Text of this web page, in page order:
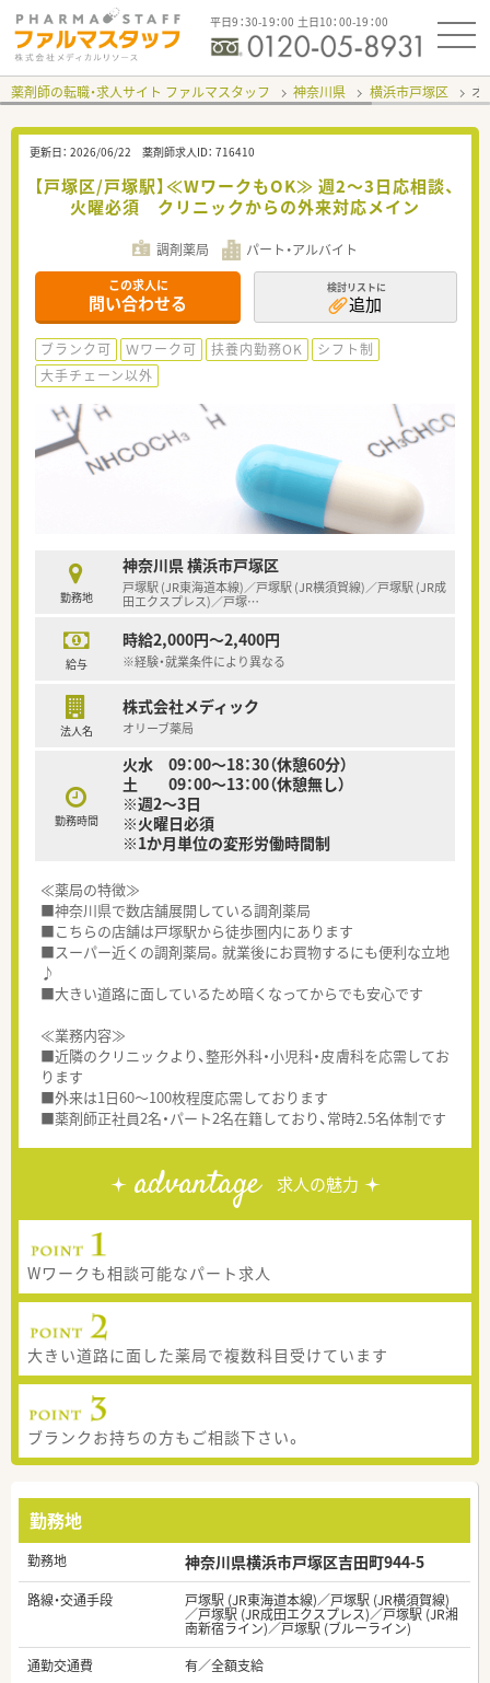
平日9：30-19：00 土日10：00-19：00
薬剤師の転職・求人サイト ファルマスタッフ 神奈川県 横浜市戸塚区 オ
更新日： 2026/06/22 薬剤師求人ID： 716410
【戸塚区/戸塚駅】≪WワークもOK≫ 週2～3日応相談、
火曜必須 クリニックからの外来対応メイン
調剤薬局 パート・アルバイト
この求人に
問い合わせる
検討リストに
追加
ブランク可 Ｗワーク可 扶養内勤務OK
シフト制
大手チェーン以外
勤務地
神奈川県 横浜市戸塚区
戸塚駅 (JR東海道本線)／戸塚駅 (JR横須賀線)／戸塚駅 (JR成
田エクスプレス)／戸塚…
給与
時給2,000円～2,400円
※経験・就業条件により異なる
法人名
株式会社メディック
オリーブ薬局
勤務時間
火水 09：00～18：30（休憩60分）
土 09：00～13：00（休憩無し）
※週2～3日
※火曜日必須
※1か月単位の変形労働時間制
≪薬局の特徴≫
■神奈川県で数店舗展開している調剤薬局
■こちらの店舗は戸塚駅から徒歩圏内にあります
■スーパー近くの調剤薬局。就業後にお買物するにも便利な立地
♪
■大きい道路に面しているため暗くなってからでも安心です
≪業務内容≫
■近隣のクリニックより、整形外科・小児科・皮膚科を応需してお
ります
■外来は1日60～100枚程度応需しております
■薬剤師正社員2名・パート2名在籍しており、常時2.5名体制です
advantage 求人の魅力
Wワークも相談可能なパート求人
大きい道路に面した薬局で複数科目受けています
ブランクお持ちの方もご相談下さい。
勤務地
勤務地 神奈川県横浜市戸塚区吉田町944-5
路線・交通手段 戸塚駅 (JR東海道本線)／戸塚駅 (JR横須賀線)
／戸塚駅 (JR成田エクスプレス)／戸塚駅 (JR湘
南新宿ライン)／戸塚駅 (ブルーライン)
通勤交通費
有／全額支給